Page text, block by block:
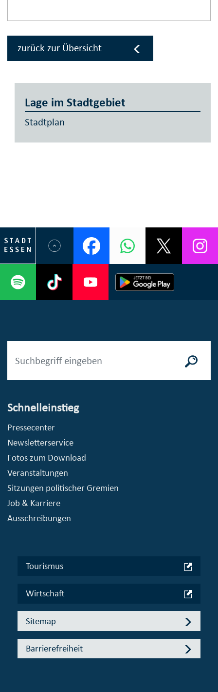
zurück zur Übersicht
Lage im Stadtgebiet
Stadtplan
Schnelleinstieg
Pressecenter
Newsletterservice
Fotos zum Download
Veranstaltungen
Sitzungen politischer Gremien
Job & Karriere
Ausschreibungen
Tourismus
Wirtschaft
Sitemap
Barrierefreiheit